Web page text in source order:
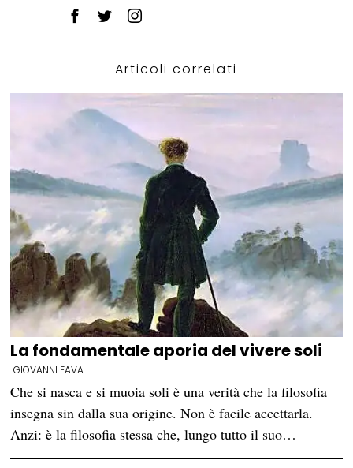
Articoli correlati
La fondamentale aporia del vivere soli
GIOVANNI FAVA
Che si nasca e si muoia soli è una verità che la filosofia
insegna sin dalla sua origine. Non è facile accettarla.
Anzi: è la filosofia stessa che, lungo tutto il suo…